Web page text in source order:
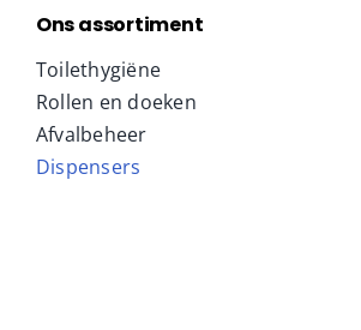
Ons assortiment
Toilethygiëne
Rollen en doeken
Afvalbeheer
Dispensers